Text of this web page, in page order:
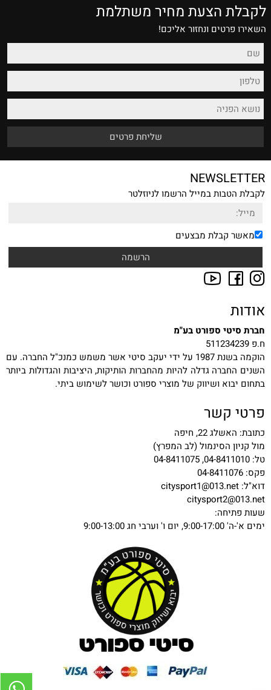
לקבלת הצעת מחיר משתלמת
השאירו פרטים ונחזור אליכם!
NEWSLETTER
לקבלת הטבות במייל הרשמו לניוזלטר
מאשר קבלת מבצעים
אודות
חברת סיטי ספורט בע"מ
ח.פ 511234239
הוקמה בשנת 1987 על ידי יעקב סיטי אשר משמש כמנכ"ל החברה. עם
השנים החברה גדלה להיות מהחברות הותיקות, היציבות והגדולות ביותר
בתחום יבוא ושיווק של מוצרי ספורט וכושר לשימוש ביתי.
פרטי קשר
כתובת: האשלג 22, חיפה
מול קניון הסינמול (לב המפרץ)
טל: 04-8411010, 04-8411075
פקס: 04-8411076
דוא"ל: citysport1@013.net
citysport2@013.net
שעות פתיחה:
ימים א'-ה' 9:00-17:00, יום ו' וערבי חג 9:00-13:00